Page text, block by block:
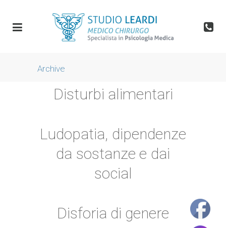
Archive
Disturbi alimentari
Ludopatia, dipendenze
da sostanze e dai
social
Disforia di genere